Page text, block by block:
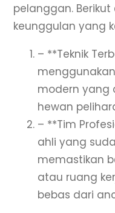
pelanggan.
keunggulan yang
– **Teknik
modern yang
hewan
– **Tim
ahli yang
memastikan
atau ruang
bebas dari